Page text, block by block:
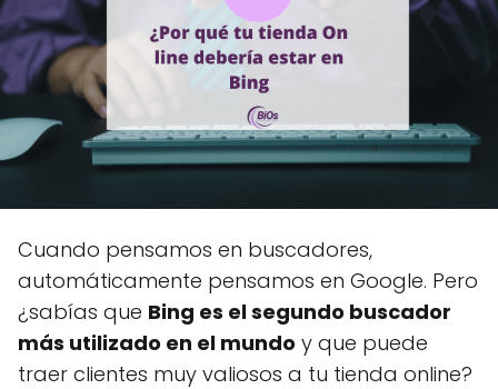
Cuando pensamos en buscadores,
automáticamente pensamos en Google. Pero
¿sabías que Bing es el segundo buscador
más utilizado en el mundo y que puede
traer clientes muy valiosos a tu tienda online?